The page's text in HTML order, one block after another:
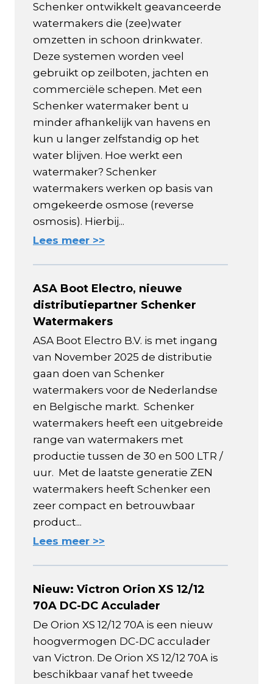
Schenker ontwikkelt geavanceerde
watermakers die (zee)water
omzetten in schoon drinkwater.
Deze systemen worden veel
gebruikt op zeilboten, jachten en
commerciële schepen. Met een
Schenker watermaker bent u
minder afhankelijk van havens en
kun u langer zelfstandig op het
water blijven. Hoe werkt een
watermaker? Schenker
watermakers werken op basis van
omgekeerde osmose (reverse
osmosis). Hierbij...
Lees meer >>
ASA Boot Electro, nieuwe
distributiepartner Schenker
Watermakers
ASA Boot Electro B.V. is met ingang
van November 2025 de distributie
gaan doen van Schenker
watermakers voor de Nederlandse
en Belgische markt. Schenker
watermakers heeft een uitgebreide
range van watermakers met
productie tussen de 30 en 500 LTR /
uur. Met de laatste generatie ZEN
watermakers heeft Schenker een
zeer compact en betrouwbaar
product...
Lees meer >>
Nieuw: Victron Orion XS 12/12
70A DC-DC Acculader
De Orion XS 12/12 70A is een nieuw
hoogvermogen DC-DC acculader
van Victron. De Orion XS 12/12 70A is
beschikbaar vanaf het tweede